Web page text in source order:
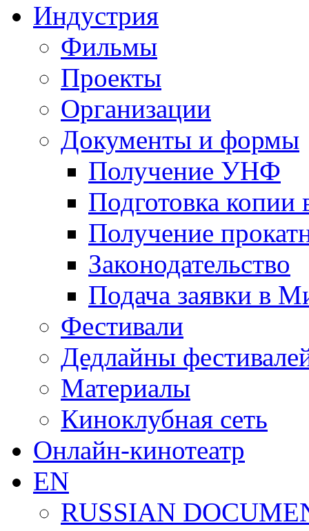
Индустрия
Фильмы
Проекты
Организации
Документы и формы
Получение УНФ
Подготовка копии
Получение
Законодательство
Подача заявки в
Фестивали
Дедлайны
Материалы
Киноклубная сеть
Онлайн-кинотеатр
EN
RUSSIAN